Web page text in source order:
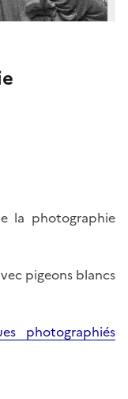
la photographie
pigeons blancs
photographiés